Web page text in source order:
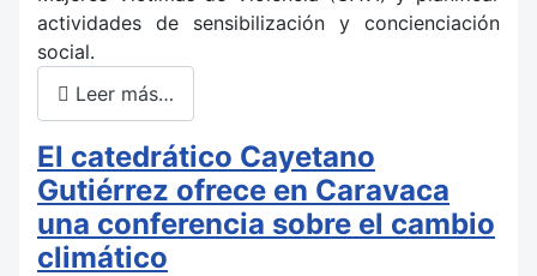
actividades de sensibilización y concienciación
social.
Leer más…
El catedrático Cayetano
Gutiérrez ofrece en Caravaca
una conferencia sobre el cambio
climático